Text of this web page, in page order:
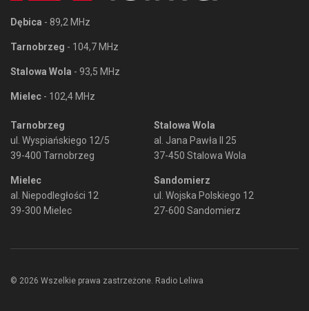
Dębica - 89,2 MHz
Tarnobrzeg - 104,7 MHz
Stalowa Wola - 93,5 MHz
Mielec - 102,4 MHz
Tarnobrzeg
ul. Wyspiańskiego 12/5
39-400 Tarnobrzeg
Mielec
al. Niepodległości 12
39-300 Mielec
Stalowa Wola
al. Jana Pawła II 25
37-450 Stalowa Wola
Sandomierz
ul. Wojska Polskiego 12
27-600 Sandomierz
© 2026 Wszelkie prawa zastrzeżone. Radio Leliwa